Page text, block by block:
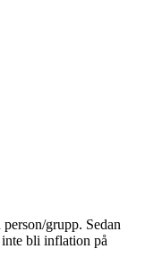
grupp. Sedan
bli inflation på